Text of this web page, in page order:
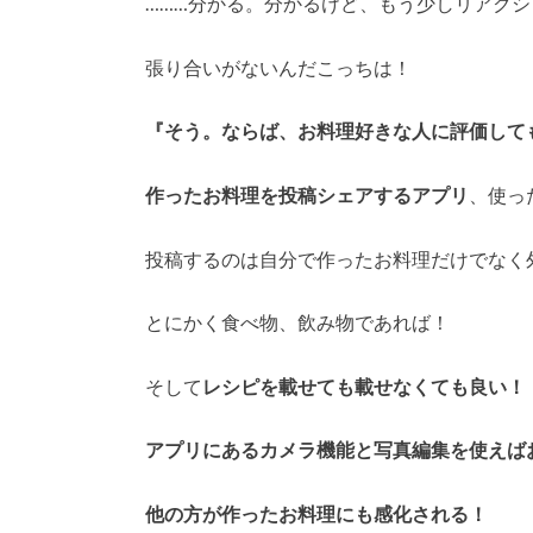
張り合いがないんだこっちは！
『そう。ならば、お料理好きな人に評価し
作ったお料理を投稿シェアするアプリ 、使
投稿するのは自分で作ったお料理だけでな
とにかく食べ物、飲み物であれば！
そして レシピを載せても載せなくても良い！
アプリにあるカメラ機能と写真編集を使え
他の方が作ったお料理にも感化される！